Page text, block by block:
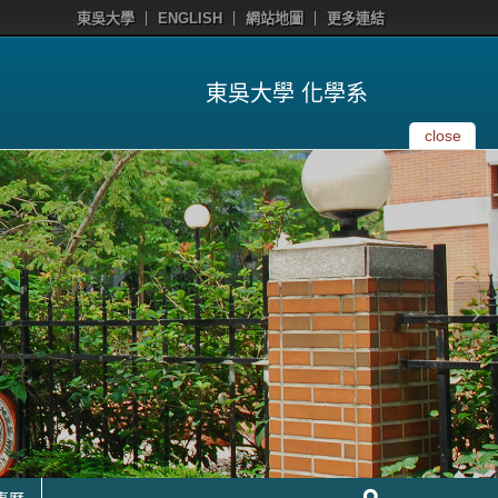
東吳大學 ENGLISH 網站地圖 更多連結
東吳大學 化學系
close